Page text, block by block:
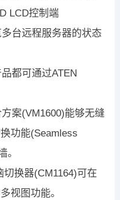
LCD控制端
台远程服务器的状态
都可通过ATEN
案(VM1600)能够无缝
功能(Seamless
。
换器(CM1164)可在
视图功能。